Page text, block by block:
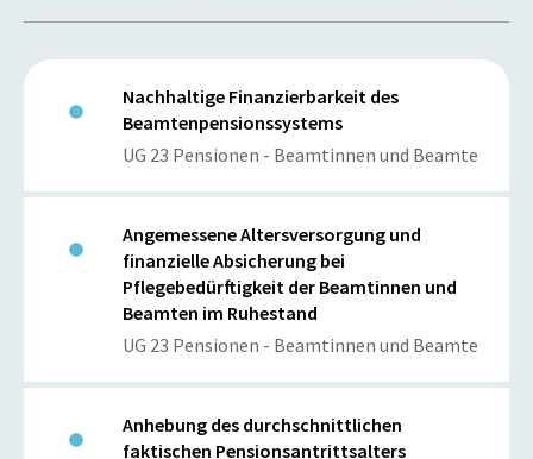
Nachhaltige Finanzierbarkeit des
Beamtenpensionssystems
UG 23 Pensionen - Beamtinnen und Beamte
Angemessene Altersversorgung und
finanzielle Absicherung bei
Pflegebedürftigkeit der Beamtinnen und
Beamten im Ruhestand
UG 23 Pensionen - Beamtinnen und Beamte
Anhebung des durchschnittlichen
faktischen Pensionsantrittsalters